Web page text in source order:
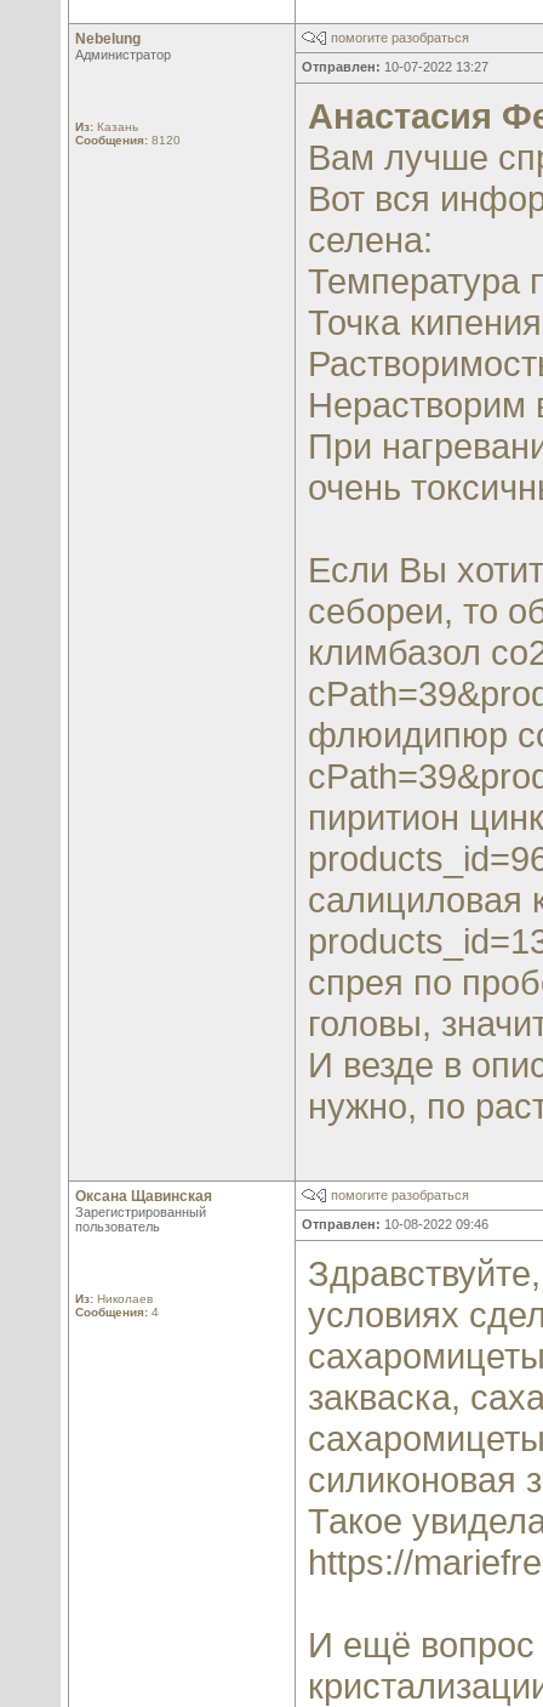
Nebelung
Администратор
Из: Казань
Сообщения: 8120
помогите разобраться
Отправлен: 10-07-2022 13:27
Анастасия
Вам лучше
Вот вся
селена:
Температура
Точка
Нерастворим
При
очень
Если Вы
себореи, то
климбазол
флюидипюр
пиритион
салициловая
спрея по
головы,
И везде в
нужно, по
Оксана Щавинская
Зарегистрированный
пользователь
Из: Николаев
Сообщения: 4
помогите разобраться
Отправлен: 10-08-2022 09:46
условиях
закваска,
силиконовая
Такое
https://
И ещё вопрос